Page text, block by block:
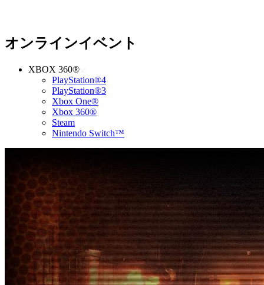
オンラインイベント
XBOX 360®
PlayStation®4
PlayStation®3
Xbox One®
Xbox 360®
Steam
Nintendo Switch™